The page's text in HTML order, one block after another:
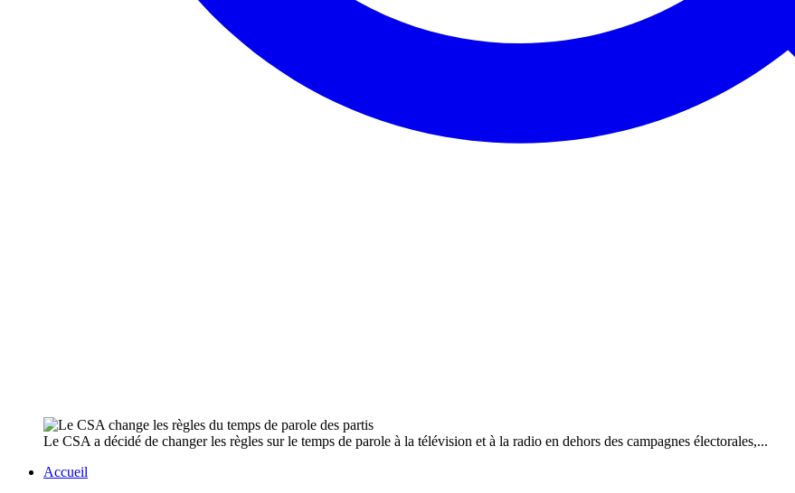
Le CSA a décidé de changer les règles sur le temps de parole à la télévision et à la radio en dehors des campagnes électorales,...
Accueil